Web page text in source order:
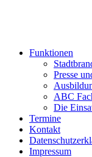
Funktionen
Presse
ABC
Die
Termine
Kontakt
Impressum